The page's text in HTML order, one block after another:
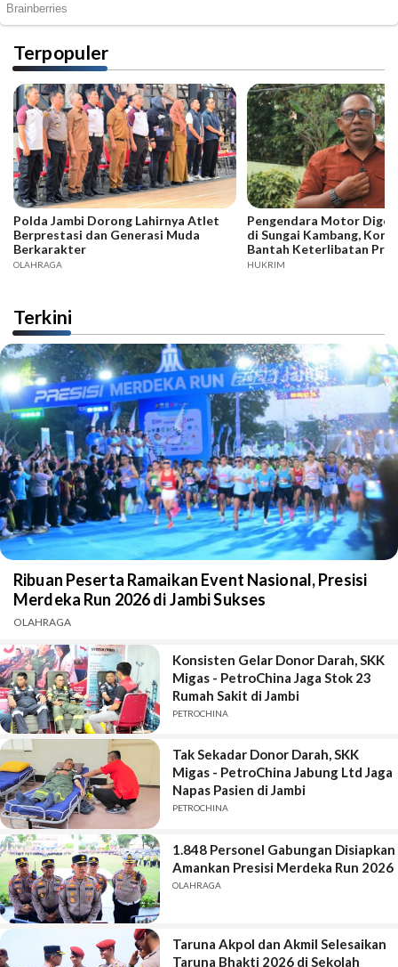
Terpopuler
Polda Jambi Dorong Lahirnya Atlet
Berprestasi dan Generasi Muda
Berkarakter
OLAHRAGA
Pengendara Motor
di Sungai Kambang,
Bantah Keterlibatan
HUKRIM
Terkini
Ribuan Peserta Ramaikan Event Nasional, Presisi
Merdeka Run 2026 di Jambi Sukses
OLAHRAGA
Konsisten Gelar Donor Darah, SKK
Migas - PetroChina Jaga Stok 23
Rumah Sakit di Jambi
PETROCHINA
Tak Sekadar Donor Darah, SKK
Migas - PetroChina Jabung Ltd Jaga
Napas Pasien di Jambi
PETROCHINA
1.848 Personel Gabungan Disiapkan
Amankan Presisi Merdeka Run 2026
OLAHRAGA
Taruna Akpol dan Akmil Selesaikan
Taruna Bhakti 2026 di Sekolah